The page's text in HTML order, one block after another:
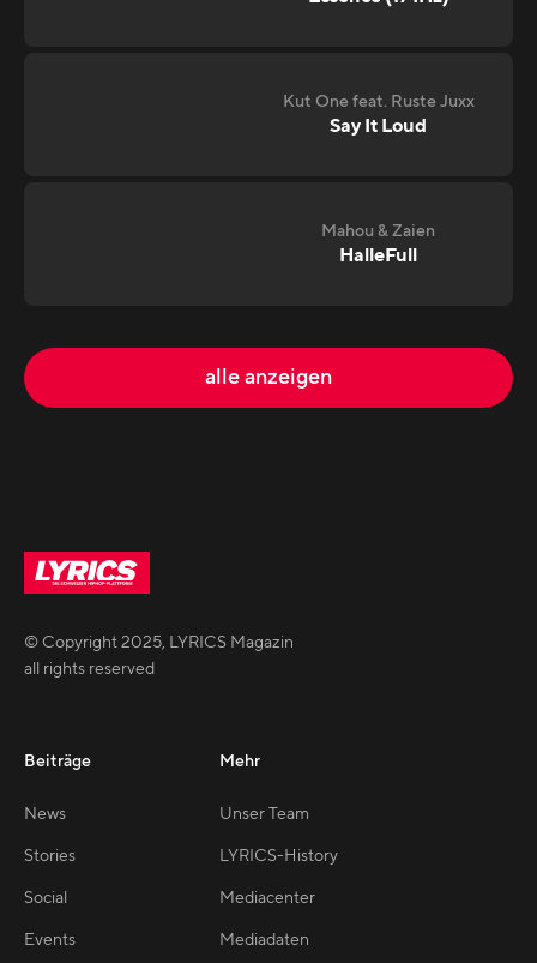
Kut One feat. Ruste Juxx
Say It Loud
Mahou & Zaien
HalleFull
alle anzeigen
© Copyright2025, LYRICS Magazin
all rights reserved
Beiträge
News
Stories
Social
Events
Mehr
Unser Team
LYRICS-History
Mediacenter
Mediadaten